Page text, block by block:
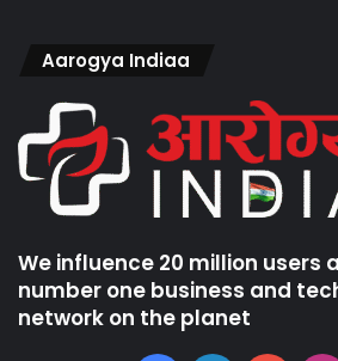
Aarogya Indiaa
We influence 20 million users
number one business and
network on the planet